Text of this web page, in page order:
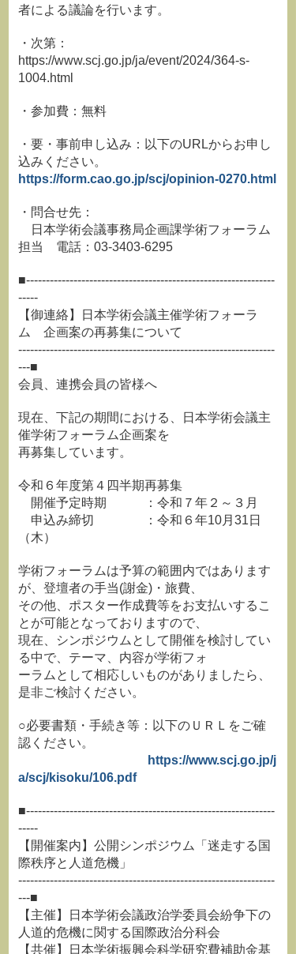
者による議論を行います。
・次第：
https://www.scj.go.jp/ja/event/2024/364-s-
1004.html
・参加費：無料
・要・事前申し込み：以下のURLからお申し
込みください。
https://form.cao.go.jp/scj/opinion-0270.html
・問合せ先：
日本学術会議事務局企画課学術フォーラム
担当 電話：03-3403-6295
■---------------------------------------------------------------
-----
【御連絡】日本学術会議主催学術フォーラ
ム 企画案の再募集について
-----------------------------------------------------------------
---■
会員、連携会員の皆様へ
現在、下記の期間における、日本学術会議主
催学術フォーラム企画案を
再募集しています。
令和６年度第４四半期再募集
開催予定時期 ：令和７年２～３月
申込み締切 ：令和６年10月31日
（木）
学術フォーラムは予算の範囲内ではあります
が、登壇者の手当(謝金)・旅費、
その他、ポスター作成費等をお支払いするこ
とが可能となっておりますので、
現在、シンポジウムとして開催を検討してい
る中で、テーマ、内容が学術フォ
ーラムとして相応しいものがありましたら、
是非ご検討ください。
○必要書類・手続き等：以下のＵＲＬをご確
認ください。
https://www.scj.go.jp/j
a/scj/kisoku/106.pdf
■---------------------------------------------------------------
-----
【開催案内】公開シンポジウム「迷走する国
際秩序と人道危機」
-----------------------------------------------------------------
---■
【主催】日本学術会議政治学委員会紛争下の
人道的危機に関する国際政治分科会
【共催】日本学術振興会科学研究費補助金基